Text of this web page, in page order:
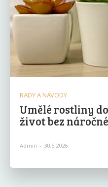
RADY A NÁVODY
Umělé rostliny
život bez
Admin - 30.5.2026